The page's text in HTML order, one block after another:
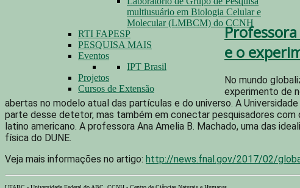
multiusuário em Biologia Celular e
Molecular (LMBCM) do CCNH
RTI FAPESP
PESQUISA MAIS
Eventos
IPT Brasil
Projetos
Cursos de Extensão
e o
No mundo
experimento de
abertas no modelo atual das partículas e do universo. A
parte desse detetor, mas também em conectar pesquisadores
latino americano. A professora Ana Amelia B. Machado, uma das
física do DUNE.
Veja mais informações no artigo: http://news.fnal.gov/2017/02/